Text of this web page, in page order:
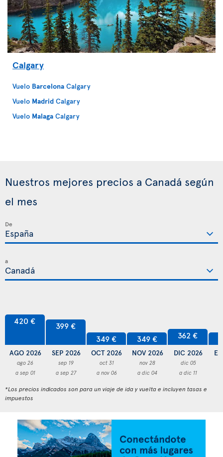
Calgary
Vuelo Barcelona Calgary
Vuelo Madrid Calgary
Vuelo Malaga Calgary
Nuestros mejores precios a Canadá según
el mes
De
a
420 €
AGO 2026
ago 26
a sep 01
399 €
SEP 2026
sep 19
a sep 27
349 €
OCT 2026
oct 31
a nov 06
349 €
NOV 2026
nov 28
a dic 04
362 €
DIC 2026
dic 05
a dic 11
*Los precios indicados son para un viaje de ida y vuelta e incluyen tasas e
impuestos